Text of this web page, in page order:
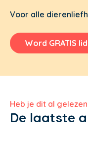
Voor alle
Word GRATIS lid
Heb je dit al
De laatste